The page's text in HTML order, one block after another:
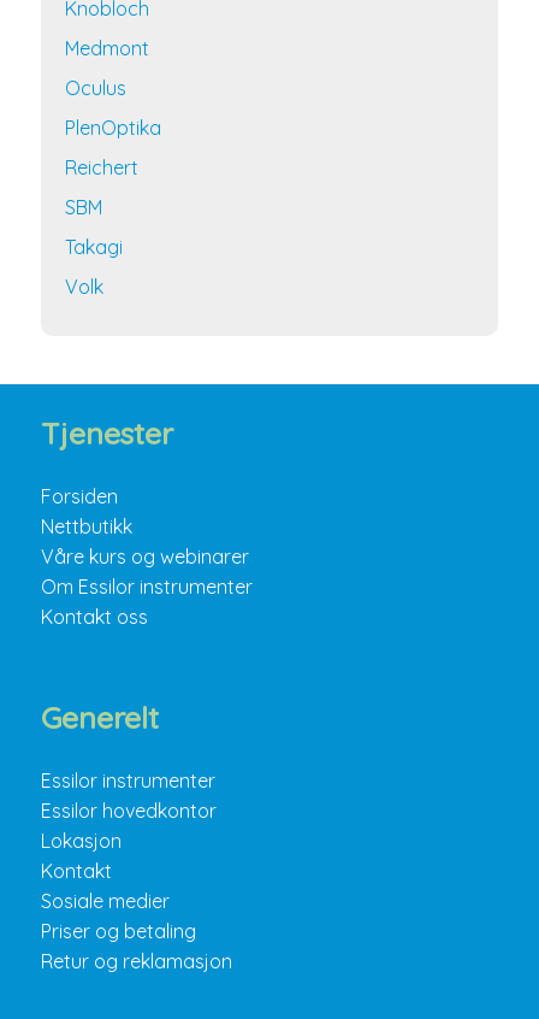
Knobloch
Medmont
Oculus
PlenOptika
Reichert
SBM
Takagi
Volk
Tjenester
Forsiden
Nettbutikk
Våre kurs og webinarer
Om Essilor instrumenter
Kontakt oss
Generelt
Essilor instrumenter
Essilor hovedkontor
Lokasjon
Kontakt
Sosiale medier
Priser og betaling
Retur og reklamasjon